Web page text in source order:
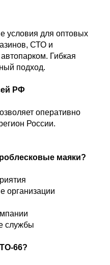
условия для оптовых
СТО и
Гибкая
подход.
РФ
оперативно
России.
маяки?
организации
службы
66?